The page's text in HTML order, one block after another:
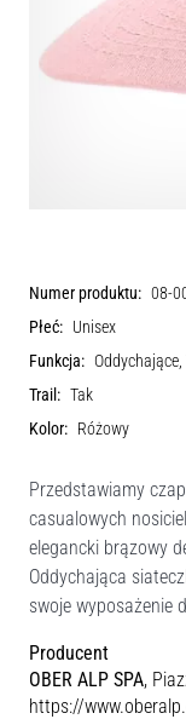
Numer produktu: 08-
Płeć: Unisex
Funkcja:
Trail: Tak
Kolor: Różowy
Przedstawiamy
casualowych
elegancki brązowy
Oddychająca
swoje wyposażenie
Producent
OBER ALP SPA,
https://